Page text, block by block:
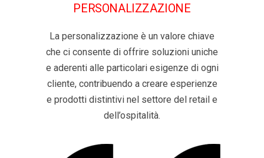
PERSONALIZZAZIONE
La personalizzazione è un valore chiave
che ci consente di offrire soluzioni uniche
e aderenti alle particolari esigenze di ogni
cliente, contribuendo a creare esperienze
e prodotti distintivi nel settore del retail e
dell’ospitalità.